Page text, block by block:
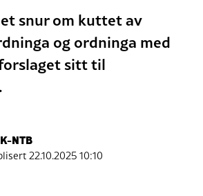
snur om kuttet av
og ordninga med
sitt til
NTB
22.10.2025 10:10